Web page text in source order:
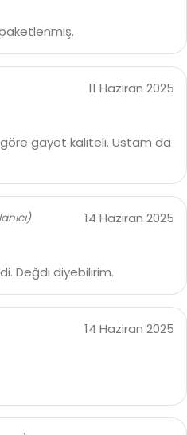
11 Haziran 2025
göre gayet kalıtelı. Ustam da
14 Haziran 2025
Değdi diyebilirim.
14 Haziran 2025